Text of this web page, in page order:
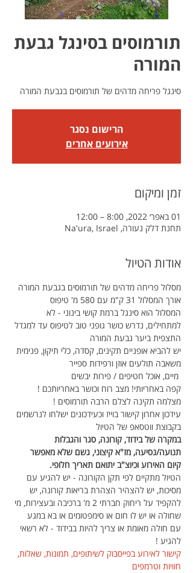
תורמוסים בסינגל גבעת
המורה
סינגל פריחה מדהים של תורמוסים בגבעת המורה
הרישום נסגר
אירועים אחרים
זמן ומיקום
01 באפר׳ 2022, 8:00 – 12:00
תחנת דלק נעורה, Na'ura, Israel
אודות הטיול
מסלול פריחה מדהים של תורמוסים בגבעת המורה
אורך המסלול 31 ק"מ עם 580 מ' טיפוס
המסלול הוא סינגל ברמת קושי בינוני - לא
למתחילים, נדרש כושר גופני טוב לטיפוס עד למגדל
התצפית ביער גבעת המורה
יש להביא אופניים תקינים, קסדה, כלי תיקון, פנימית
משאבה תולעים אוזן ורפידות ספייר
מיים, אוכל חטיפים / פירות יבשים
קפה באחריותי! מצב רוח וכושר באחריותכם !
מצלמה תקינה לצלם הרבה תורמוסים !
עידכון אחרון קישור בוייז וכעידכונים ישלחו לנרשמים
בקבוצת ווטסאפ של הטיול
במקרה של בידוד, קורונה, סגר והגבלות
תנועה/נסיעה, מז"א קיצוני, גשם שלא מאפשר
קיום האירוע וכיוצ"ב יתואם תאריך חלופי.
הטיול מתקיים לפי תקן הקורונה - יש להגיע עם
מסיכות, יש להצהיר הצהרת בריאות קורונה, יש
להקפיד על ריחוק חברתי 2 מ' ברכיבה ובעצירות, מי
שחולה או יש לו חום או סימפטומים או בא במגע
עם חולה מאומת או צריך להיות בבידוד - לא רשאי
להגיע !
קישור לאירוע בפייסבוק לשיתופים, תמונות, שאלות,
חוויות וטרמפים